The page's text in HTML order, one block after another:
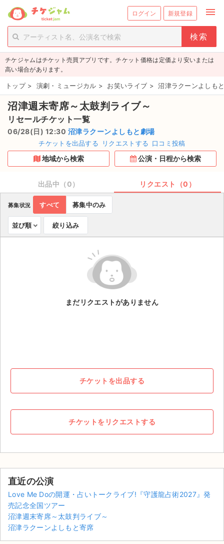
ログイン 新規登録 menu
person_add 新規会員登録
チケットを探す
新着チケット
値下げしたチケット
都道府県からチケットを探す
もうすぐ開催のチケット
取扱チケット
ライブ・コンサート（国内）
演劇・ミュージカル
チケジャムはチケット売買アプリです。チケット価格は定価より安いまたは
高い場合があります。
トップ > 演劇・ミュージカル > お笑いライブ > 沼津ラクーンよしも
沼津週末寄席～太鼓判ライブ～
リセールチケット一覧
06/28(日) 12:30 沼津ラクーンよしもと劇場
チケットを出品する リクエストする 口コミ投稿
地域から検索 公演・日程から検索
出品中（0） リクエスト（0）
募集状況 すべて 募集中のみ
並び順 絞り込み
まだリクエストがありません
チケットを出品する
チケットをリクエストする
直近の公演
Love Me Doの開運・占いトークライブ!『守護龍占術2027』発
売記念全国ツアー
沼津週末寄席～太鼓判ライブ～
沼津ラクーンよしもと寄席